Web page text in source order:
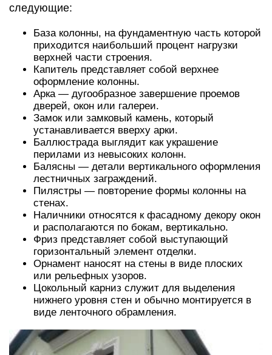
следующие:
База колонны, на фундаментную часть которой
приходится наибольший процент нагрузки
верхней части строения.
Капитель представляет собой верхнее
оформление колонны.
Арка — дугообразное завершение проемов
дверей, окон или галереи.
Замок или замковый камень, который
устанавливается вверху арки.
Баллюстрада выглядит как украшение
перилами из невысоких колонн.
Балясны — детали вертикального оформления
лестничных заграждений.
Пилястры — повторение формы колонны на
стенах.
Наличники относятся к фасадному декору окон
и располагаются по бокам, вертикально.
Фриз представляет собой выступающий
горизонтальный элемент отделки.
Орнамент наносят на стены в виде плоских
или рельефных узоров.
Цокольный карниз служит для выделения
нижнего уровня стен и обычно монтируется в
виде ленточного обрамления.